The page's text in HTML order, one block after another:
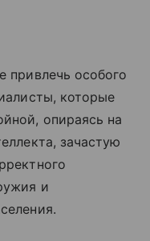
привлечь особого
которые
опираясь на
зачастую
и